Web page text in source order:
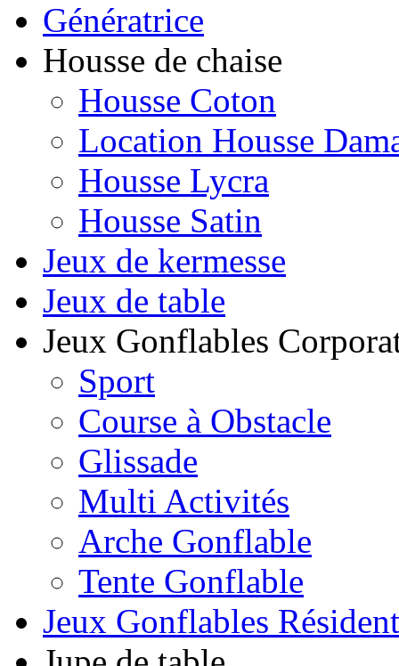
Génératrice
Housse de chaise
Housse Coton
Location Housse
Housse Lycra
Housse Satin
Jeux de kermesse
Jeux de table
Jeux Gonflables
Sport
Course à Obstacle
Glissade
Multi Activités
Arche Gonflable
Tente Gonflable
Jeux Gonflables